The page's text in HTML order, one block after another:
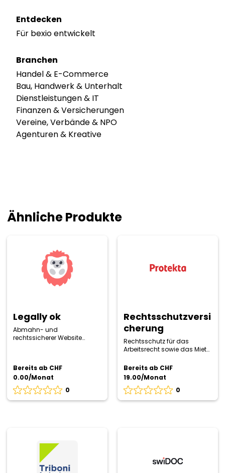
Entdecken
Für bexio entwickelt
Branchen
Handel & E-Commerce
Bau, Handwerk & Unterhalt
Dienstleistungen & IT
Finanzen & Versicherungen
Vereine, Verbände & NPO
Agenturen & Kreative
Ähnliche Produkte
Legally
Legally ok
Abmahn- und
rechtssicherer Website
Bereits ab CHF
0.00/Monat
0
Bewertung
0
Bewertungen
Rechtsschutzversicherung
Rechtsschutzversi
cherung
Rechtsschutz für das
Arbeitsrecht sowie das Miet-
Bereits ab CHF
19.00/Monat
0
Bewertung
0
Triboni
swiDOC